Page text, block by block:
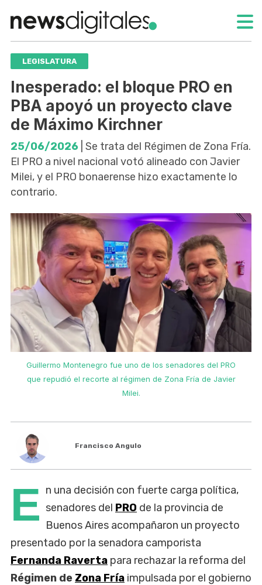
LEGISLATURA
Inesperado: el bloque PRO en
PBA apoyó un proyecto clave
de Máximo Kirchner
25/06/2026 | Se trata del Régimen de Zona Fría.
El PRO a nivel nacional votó alineado con Javier
Milei, y el PRO bonaerense hizo exactamente lo
contrario.
Guillermo Montenegro fue uno de los senadores del PRO
que repudió el recorte al régimen de Zona Fría de Javier
Milei.
Francisco Angulo
E n una decisión con fuerte carga política,
senadores del PRO de la provincia de
Buenos Aires acompañaron un proyecto
presentado por la senadora camporista
Fernanda Raverta para rechazar la reforma del
Régimen de Zona Fría impulsada por el gobierno